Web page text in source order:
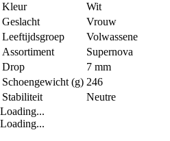
Kleur
Wit
Geslacht
Vrouw
Leeftijdsgroep
Volwassene
Assortiment
Supernova
Drop
7 mm
Schoengewicht (g) 246
Stabiliteit
Neutre
Loading...
Loading...